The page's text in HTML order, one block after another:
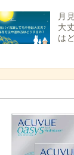
月
大
は